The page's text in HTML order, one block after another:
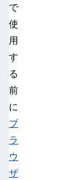
で
使
用
す
る
前
に
ブ
ラ
ウ
ザ